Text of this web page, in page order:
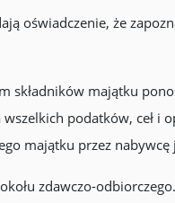
oświadczenie, że
składników majątku
podatków, ceł
majątku przez nabywcę
zdawczo-